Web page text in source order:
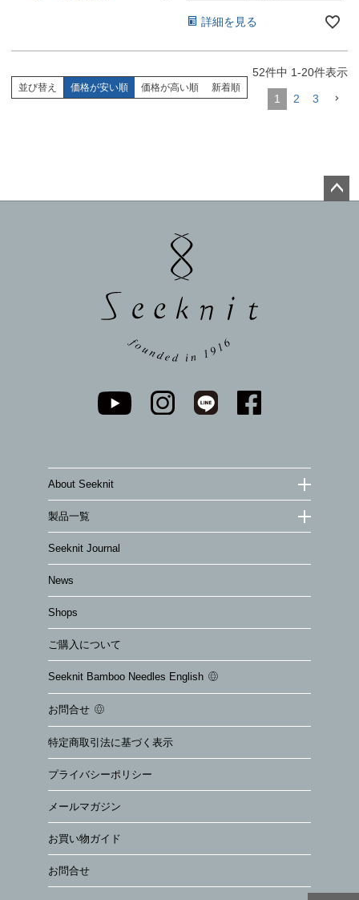
詳細を見る
並び替え 価格が安い順 価格が高い順 新着順
52件中 1-20件表示
1 2 3
About Seeknit
製品一覧
Seeknit Journal
News
Shops
ご購入について
Seeknit Bamboo Needles English
お問合せ
特定商取引法に基づく表示
プライバシーポリシー
メールマガジン
お買い物ガイド
お問合せ